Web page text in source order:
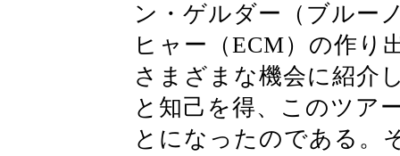
ン・ゲルダー（ブルー
ヒャー（ECM）の作り
さまざまな機会に紹介
と知己を得、このツア
とになったのである。